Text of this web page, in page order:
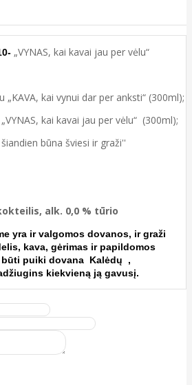
„VYNAS, kai kavai jau per vėlu“
kai vynui dar per anksti“ (300ml);
kai kavai jau per vėlu“ (300ml);
būna šviesi ir graži''
alk. 0,0 % tūrio
yra ir valgomos dovanos, ir graži
kava, gėrimas ir papildomos
puiki dovana Kalėdų ,
kiekvieną ją gavusį.